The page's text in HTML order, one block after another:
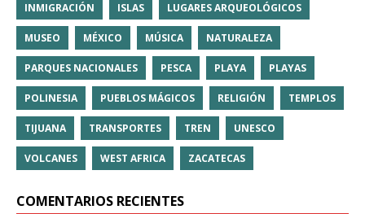
INMIGRACIÓN ISLAS LUGARES ARQUEOLÓGICOS
MUSEO MÉXICO MÚSICA NATURALEZA
PARQUES NACIONALES PESCA PLAYA PLAYAS
POLINESIA PUEBLOS MÁGICOS RELIGIÓN TEMPLOS
TIJUANA TRANSPORTES TREN UNESCO
VOLCANES WEST AFRICA ZACATECAS
COMENTARIOS RECIENTES